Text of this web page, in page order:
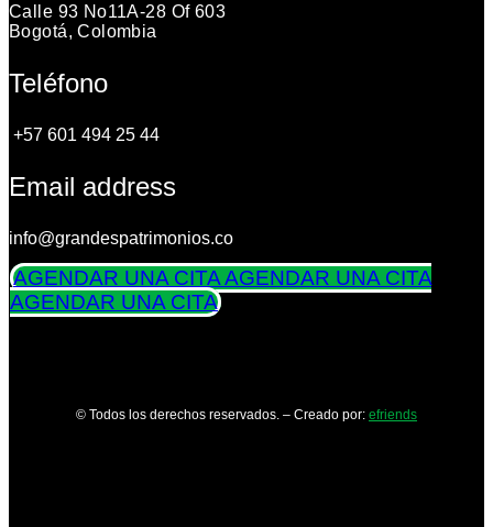
Calle 93 No11A-28 Of 603
Bogotá, Colombia
Teléfono
+57 601 494 25 44
Email address
info@grandespatrimonios.co
AGENDAR UNA CITAAGENDAR UNA CITA
AGENDAR UNA CITA
© Todos los derechos reservados. – Creado por: efriends